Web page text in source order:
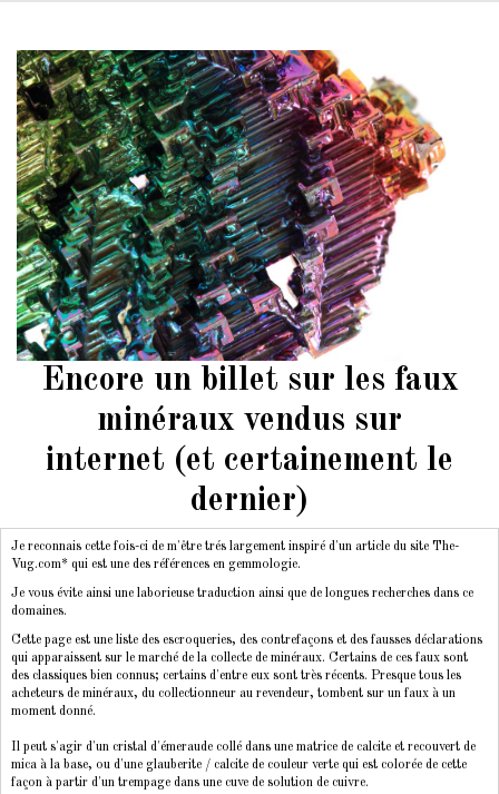
Encore un billet sur les faux
minéraux vendus sur
internet (et certainement le
dernier)
Je reconnais cette fois-ci de m'être trés largement inspiré d'un article du site The-
Vug.com* qui est une des références en gemmologie.
Je vous évite ainsi une laborieuse traduction ainsi que de longues recherches dans ce
domaines.
Cette page est une liste des escroqueries, des contrefaçons et des fausses déclarations
qui apparaissent sur le marché de la collecte de minéraux. Certains de ces faux sont
des classiques bien connus; certains d'entre eux sont très récents. Presque tous les
acheteurs de minéraux, du collectionneur au revendeur, tombent sur un faux à un
moment donné.
Il peut s'agir d'un cristal d'émeraude collé dans une matrice de calcite et recouvert de
mica à la base, ou d'une glauberite / calcite de couleur verte qui est colorée de cette
façon à partir d'un trempage dans une cuve de solution de cuivre.